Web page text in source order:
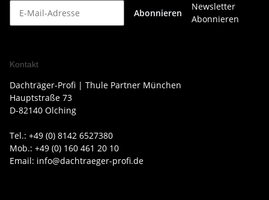
Abonnieren
Newsletter
Abonnieren
Kontakt
Dachträger-Profi | Thule Partner München
Hauptstraße 73
D-82140 Olching
Tel.: +49 (0) 8142 6527380
Mob.: +49 (0) 160 461 20 10
Email: info@dachtraeger-profi.de